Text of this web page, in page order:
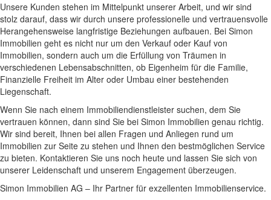
Unsere Kunden stehen im Mittelpunkt unserer Arbeit, und wir sind
stolz darauf, dass wir durch unsere professionelle und vertrauensvolle
Herangehensweise langfristige Beziehungen aufbauen. Bei Simon
Immobilien geht es nicht nur um den Verkauf oder Kauf von
Immobilien, sondern auch um die Erfüllung von Träumen in
verschiedenen Lebensabschnitten, ob Eigenheim für die Familie,
Finanzielle Freiheit im Alter oder Umbau einer bestehenden
Liegenschaft.
Wenn Sie nach einem Immobiliendienstleister suchen, dem Sie
vertrauen können, dann sind Sie bei Simon Immobilien genau richtig.
Wir sind bereit, Ihnen bei allen Fragen und Anliegen rund um
Immobilien zur Seite zu stehen und Ihnen den bestmöglichen Service
zu bieten. Kontaktieren Sie uns noch heute und lassen Sie sich von
unserer Leidenschaft und unserem Engagement überzeugen.
Simon Immobilien AG – Ihr Partner für exzellenten Immobilienservice.